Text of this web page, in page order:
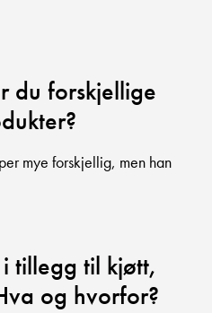
du forskjellige
mye forskjellig, men han
tillegg til kjøtt,
og hvorfor?